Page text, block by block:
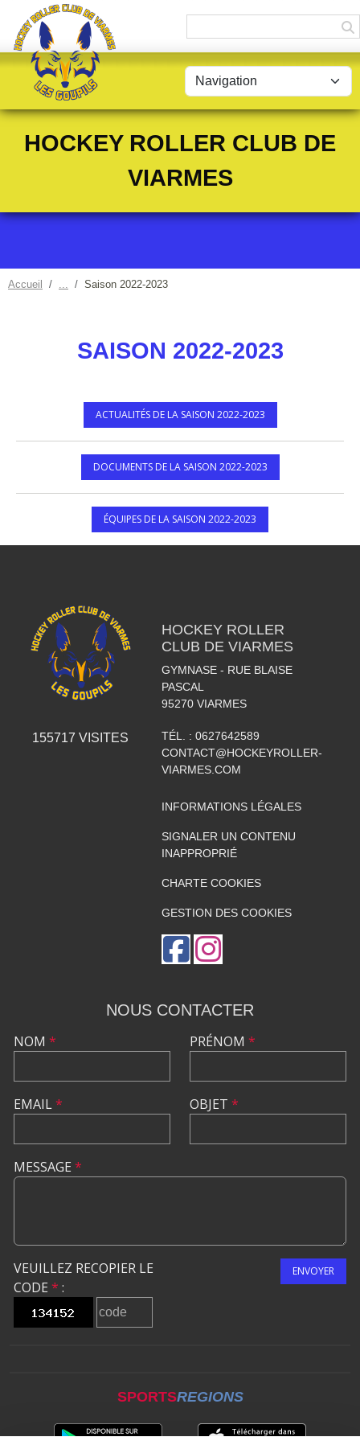
HOCKEY ROLLER CLUB DE
VIARMES
Accueil Saison 2022-2023
SAISON 2022-2023
ACTUALITÉS DE LA SAISON 2022-2023
DOCUMENTS DE LA SAISON 2022-2023
ÉQUIPES DE LA SAISON 2022-2023
155717 VISITES
HOCKEY ROLLER
CLUB DE VIARMES
GYMNASE - RUE BLAISE
PASCAL
95270 VIARMES
TÉL. : 0627642589
CONTACT@HOCKEYROLLER-
VIARMES.COM
INFORMATIONS LÉGALES
SIGNALER UN CONTENU
INAPPROPRIÉ
CHARTE COOKIES
GESTION DES COOKIES
NOUS CONTACTER
NOM *
EMAIL*
PRÉNOM *
OBJET *
MESSAGE *
VEUILLEZ RECOPIER LE
CODE * :
ENVOYER
SPORTSREGIONS
Panneau de gestion des cookies